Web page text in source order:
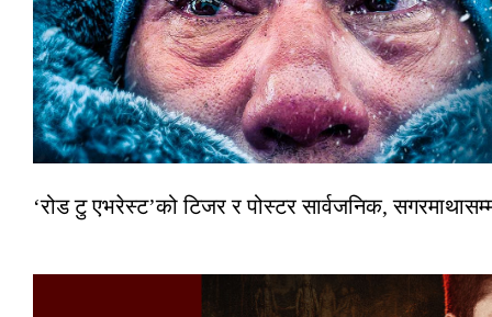
‘रोड टु एभरेस्ट’को टिजर र पोस्टर सार्वजनिक,